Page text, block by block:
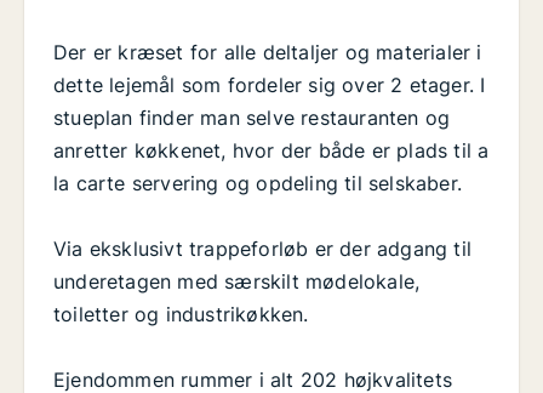
Der er kræset for alle deltaljer og materialer i
dette lejemål som fordeler sig over 2 etager. I
stueplan finder man selve restauranten og
anretter køkkenet, hvor der både er plads til a
la carte servering og opdeling til selskaber.
Via eksklusivt trappeforløb er der adgang til
underetagen med særskilt mødelokale,
toiletter og industrikøkken.
Ejendommen rummer i alt 202 højkvalitets